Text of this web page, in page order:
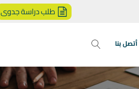
طلب دراسة جدوى
أتصل بنا